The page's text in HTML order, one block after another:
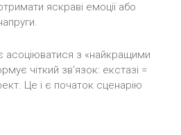
яскраві емоції або
асоціюватися з «найкращими
чіткий зв’язок: екстазі =
Це і є початок сценарію